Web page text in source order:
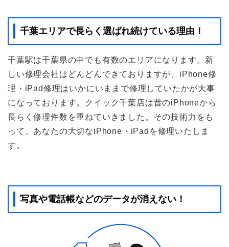
千葉エリアで長らく選ばれ続けている理由！
千葉駅は千葉県の中でも有数のエリアになります。新
しい修理会社はどんどんできておりますが、iPhone修
理・iPad修理はいかにいままで修理していたかが大事
になっております。クイック千葉店は昔のiPhoneから
長らく修理件数を重ねていきました。その技術力をも
って、あなたの大切なiPhone・iPadを修理いたしま
す。
写真や電話帳などのデータが消えない！